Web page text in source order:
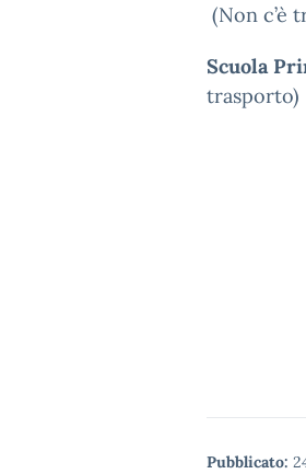
(Non c’è
Scuola
trasporto)
Pubblicato: